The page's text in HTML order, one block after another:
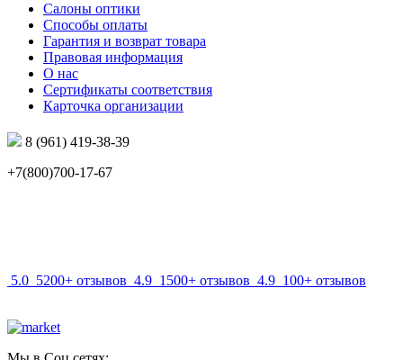
Салоны оптики
Способы оплаты
Гарантия и возврат товара
Правовая информация
О нас
Сертификаты соответствия
Карточка организации
8 (961) 419-38-39
+7(800)700-17-67
5.0 5200+ отзывов 4.9 1500+ отзывов 4.9 100+ отзывов